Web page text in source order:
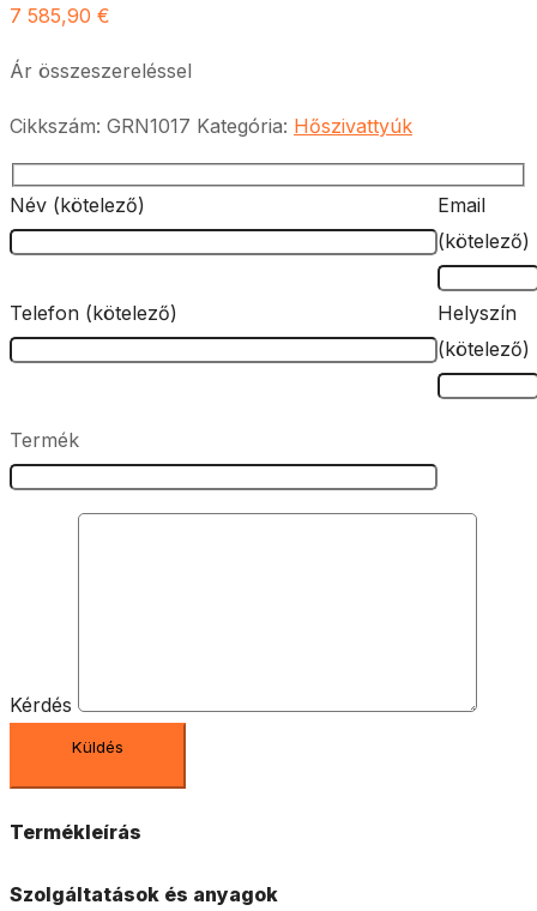
7 585,90 €
Ár összeszereléssel
Cikkszám: GRN1017 Kategória: Hőszivattyúk
Név (kötelező)
Email
(kötelező)
Telefon (kötelező)
Helyszín
(kötelező)
Termék
Kérdés
Termékleírás
Szolgáltatások és anyagok